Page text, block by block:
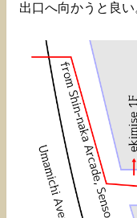
出口へ向かうと良い